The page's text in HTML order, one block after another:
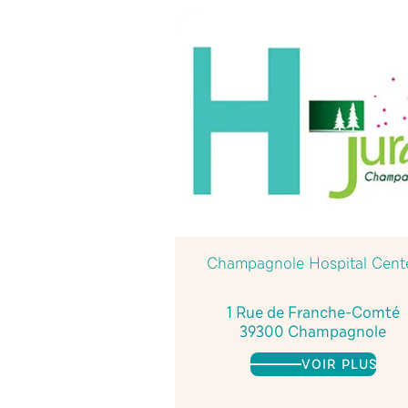
Champagnole Hospital
1 Rue de Franche-Comté
39300 Champagnole
VOIR PLUS